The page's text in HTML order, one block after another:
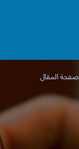
صفحة المقال